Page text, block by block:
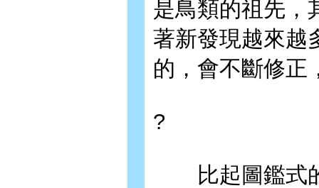
是鳥類的祖先，
著新發現越來越
的，會不斷修正
?
比起圖鑑式的